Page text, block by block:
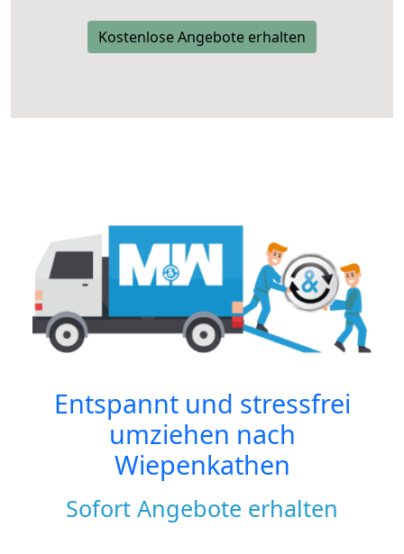
Kostenlose Angebote erhalten
Entspannt und stressfrei
umziehen nach
Wiepenkathen
Sofort Angebote erhalten